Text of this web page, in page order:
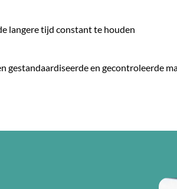
langere tijd constant te houden
gestandaardiseerde en gecontroleerde